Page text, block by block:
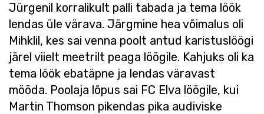
Jürgenil korralikult palli tabada ja tema löök
lendas üle värava. Järgmine hea võimalus oli
Mihklil, kes sai venna poolt antud karistuslöögi
järel viielt meetrilt peaga löögile. Kahjuks oli ka
tema löök ebatäpne ja lendas väravast
mööda. Poolaja lõpus sai FC Elva löögile, kui
Martin Thomson pikendas pika audiviske